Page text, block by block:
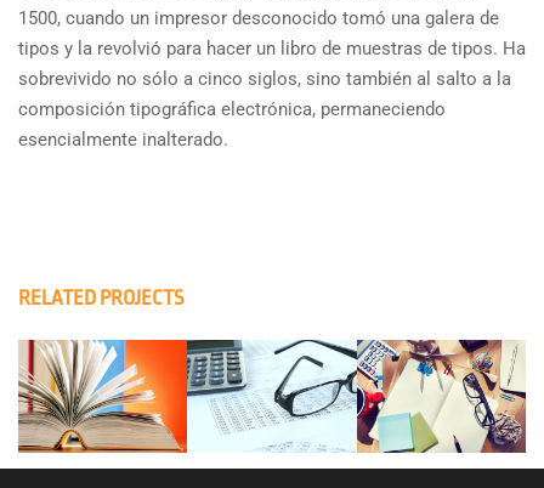
1500, cuando un impresor desconocido tomó una galera de
tipos y la revolvió para hacer un libro de muestras de tipos. Ha
sobrevivido no sólo a cinco siglos, sino también al salto a la
composición tipográfica electrónica, permaneciendo
esencialmente inalterado.
RELATED PROJECTS